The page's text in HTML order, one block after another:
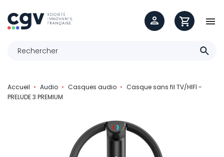

Accueil Audio Casques audio
Casque sans fil TV/HIFI -
PRELUDE 3 PREMIUM